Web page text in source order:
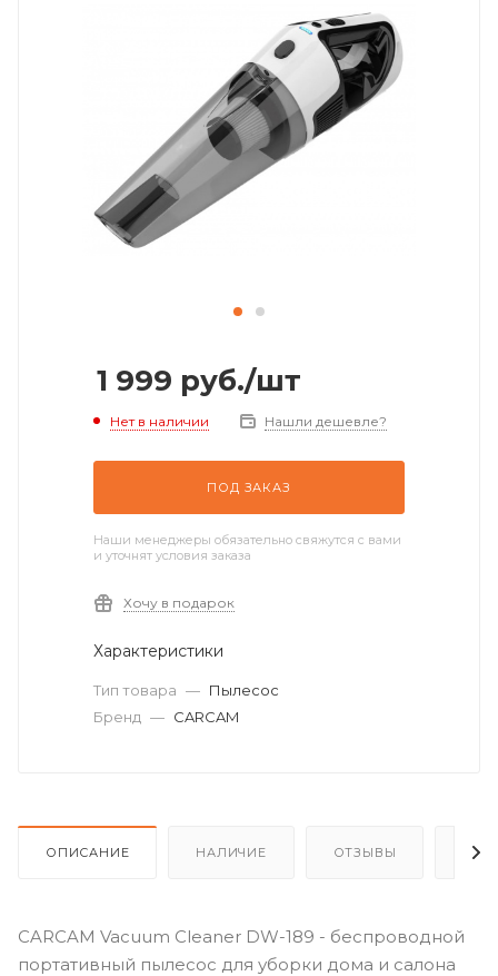
1 999 руб./шт
Нет в наличии Нашли дешевле?
ПОД ЗАКАЗ
Наши менеджеры обязательно свяжутся с вами
и уточнят условия заказа
Хочу в подарок
Характеристики
Тип товара — Пылесос
Бренд — CARCAM
ОПИСАНИЕ НАЛИЧИЕ ОТЗЫВЫ
CARCAM Vacuum Cleaner DW-189 - беспроводной
портативный пылесос для уборки дома и салона